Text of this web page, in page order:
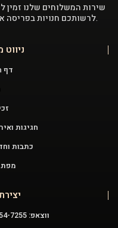
שירות המשלוחים שלנו זמין
לרשותכם חנויות בפריסה ארצית, חנות אונליין ואופציה למשלוח.
ניווט
דף
חגיגות
כתבות
ווצאפ: 050-554-7255